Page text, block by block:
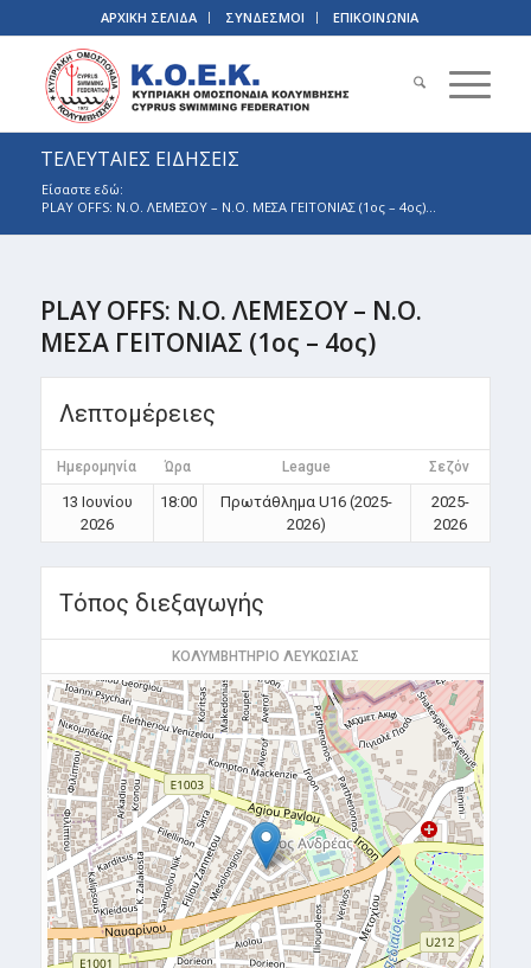
ΑΡΧΙΚΗ ΣΕΛΙΔΑ ΣΥΝΔΕΣΜΟΙ ΕΠΙΚΟΙΝΩΝΙΑ
ΤΕΛΕΥΤΑΙΕΣ ΕΙΔΗΣΕΙΣ
Είσαστε εδώ:
PLAY OFFS: Ν.Ο. ΛΕΜΕΣΟΥ – Ν.Ο. ΜΕΣΑ ΓΕΙΤΟΝΙΑΣ (1ος – 4ος)...
PLAY OFFS: Ν.Ο. ΛΕΜΕΣΟΥ – Ν.Ο.
ΜΕΣΑ ΓΕΙΤΟΝΙΑΣ (1ος – 4ος)
Λεπτομέρειες
Ημερομηνία Ώρα League Σεζόν
13 Ιουνίου
2026
18:00
Πρωτάθλημα U16 (2025-
2026)
2025-
2026
Τόπος διεξαγωγής
ΚΟΛΥΜΒΗΤΗΡΙΟ ΛΕΥΚΩΣΙΑΣ